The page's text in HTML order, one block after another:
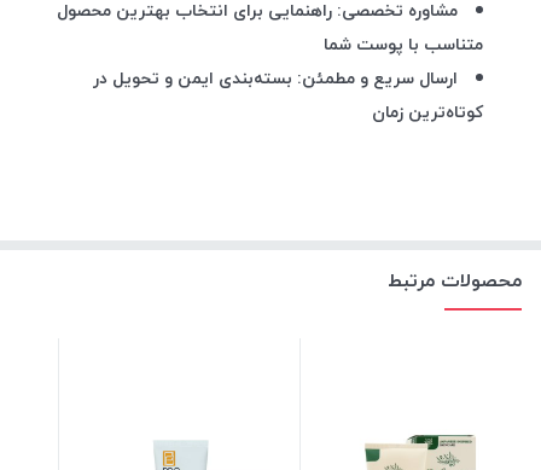
مشاوره تخصصی: راهنمایی برای انتخاب بهترین محصول
متناسب با پوست شما
ارسال سریع و مطمئن: بسته‌بندی ایمن و تحویل در
کوتاه‌ترین زمان
محصولات مرتبط